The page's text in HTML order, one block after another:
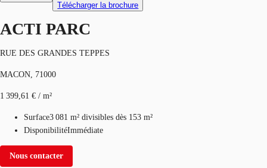
Télécharger la brochure
ACTI PARC
RUE DES GRANDES TEPPES
MACON, 71000
1 399,61 € / m²
Surface3 081 m² divisibles dès 153 m²
DisponibilitéImmédiate
Nous contacter